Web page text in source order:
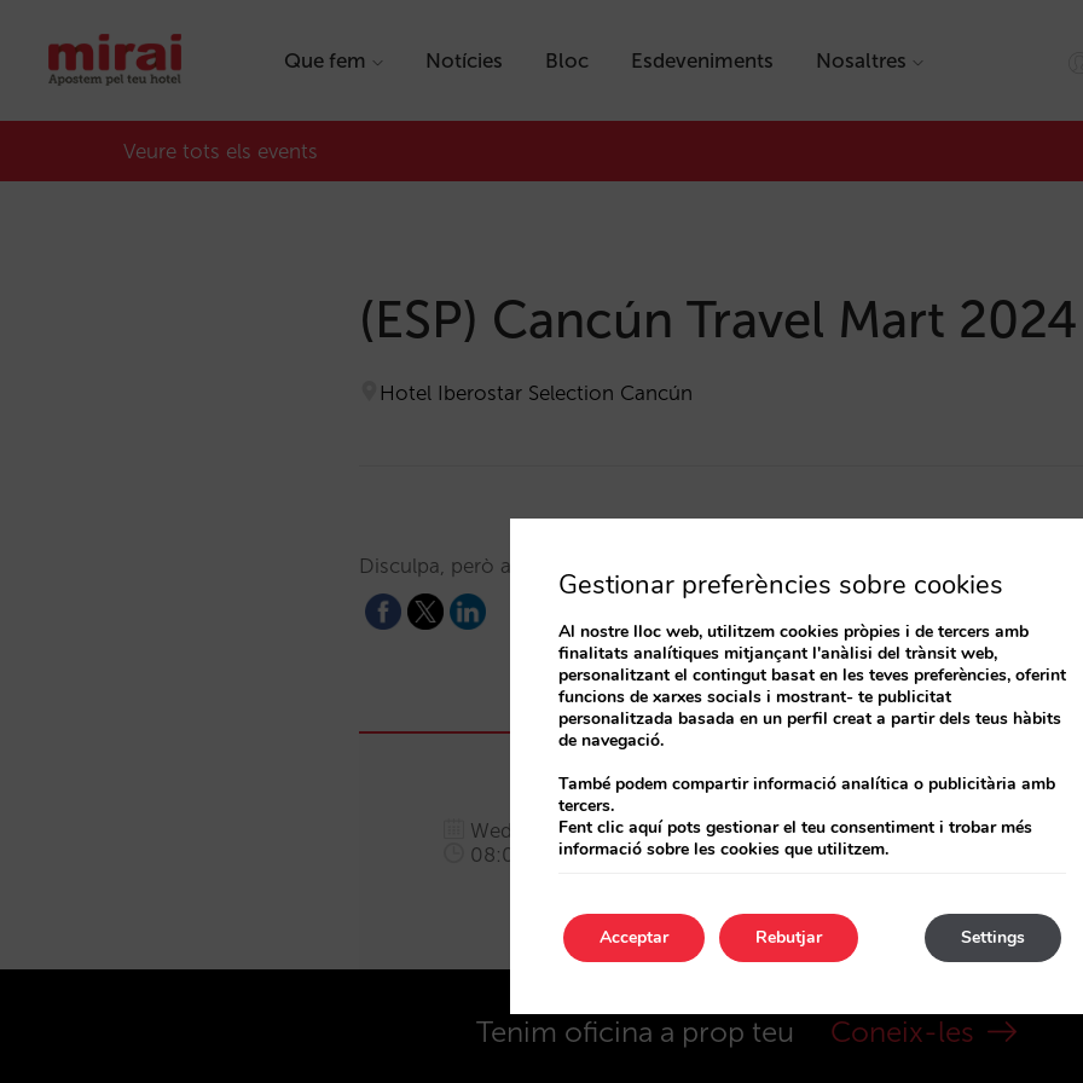
Que fem Notícies Bloc Esdeveniments Nosaltres
Veure tots els events
(ESP) Cancún Travel Mart 2024
Hotel Iberostar Selection Cancún
Disculpa, però aquesta entrada està disponible a
Wednesday, 23 de October de 2024 a Friday, 25 de October de
08:00 a 17:00
Tenim oficina a prop teu Coneix-les
Gestionar preferències sobre cookies
Al nostre lloc web, utilitzem cookies pròpies i de tercers amb
finalitats analítiques mitjançant l'anàlisi del trànsit web,
personalitzant el contingut basat en les teves preferències, oferint
funcions de xarxes socials i mostrant- te publicitat
personalitzada basada en un perfil creat a partir dels teus hàbits
de navegació.
També podem compartir informació analítica o publicitària amb
tercers.
Fent clic aquí pots gestionar el teu consentiment i trobar més
informació sobre les cookies que utilitzem.
Acceptar Settings
Rebutjar